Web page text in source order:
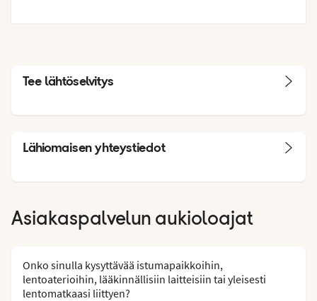
Tee lähtöselvitys
Lähiomaisen yhteystiedot
Asiakaspalvelun aukioloajat
Onko sinulla kysyttävää istumapaikkoihin,
lentoaterioihin, lääkinnällisiin laitteisiin tai yleisesti
lentomatkaasi liittyen?